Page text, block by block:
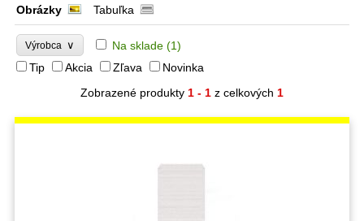
Obrázky
Tabuľka
Výrobca ∨ Na sklade (1)
Tip
Akcia Zľava
Novinka
Zobrazené produkty 1 - 1 z celkových 1